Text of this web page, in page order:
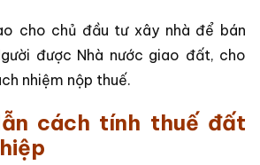
cho chủ đầu tư xây nhà để bán
được Nhà nước giao đất, cho
nhiệm nộp thuế.
cách tính thuế đất